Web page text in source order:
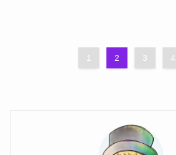
1 2 3 4